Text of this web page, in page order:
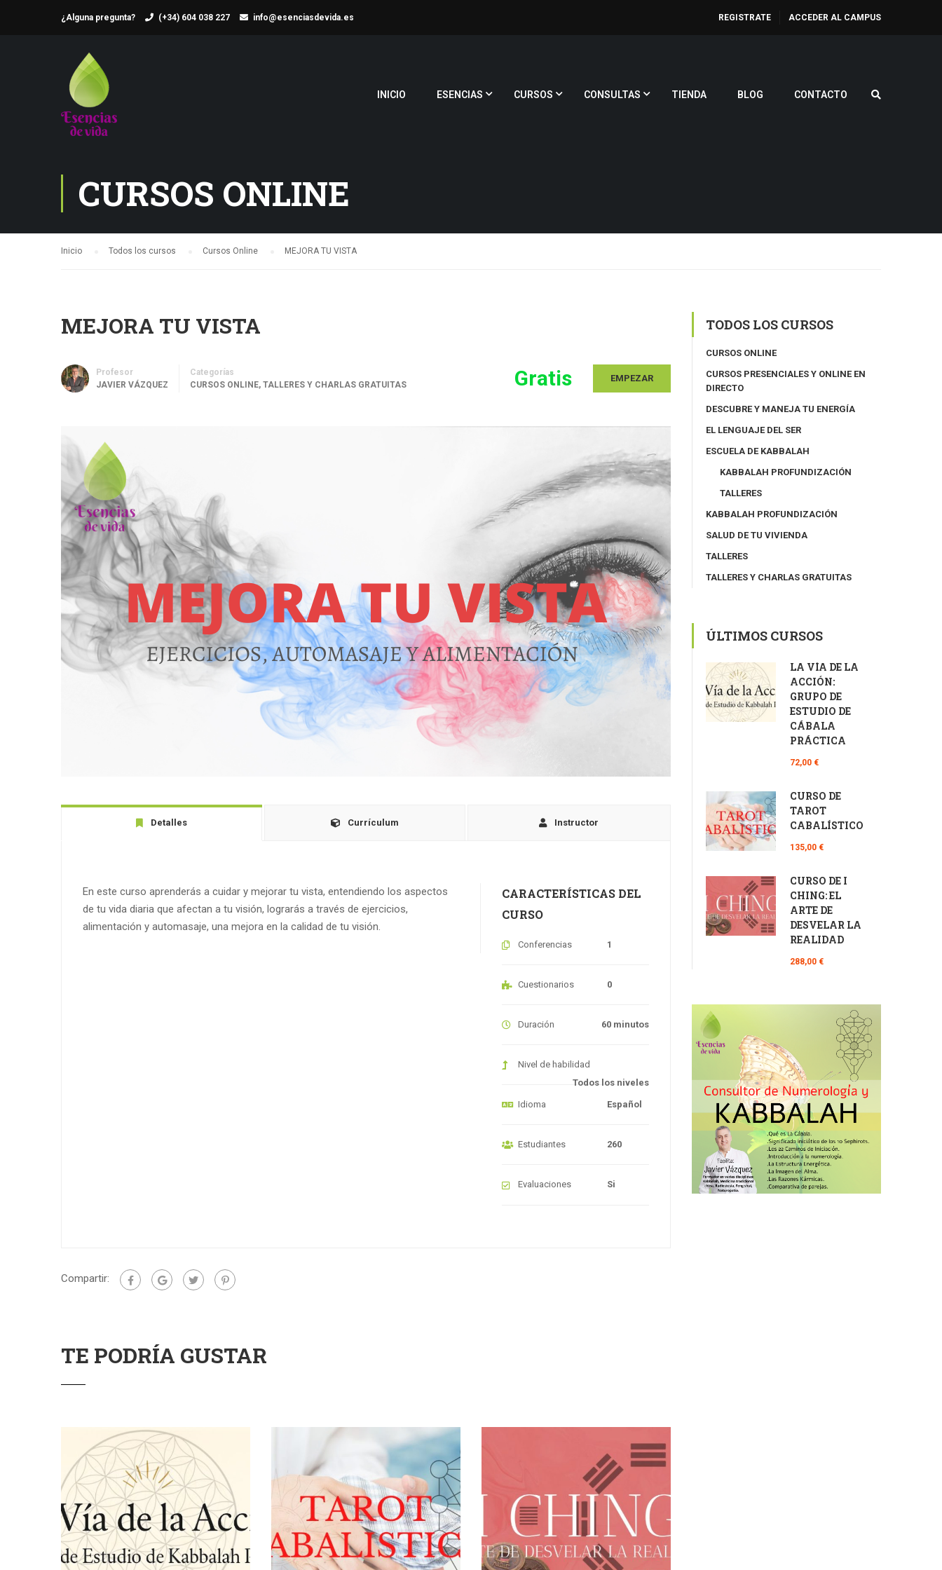
¿Alguna pregunta? (+34) 604 038 227 info@esenciasdevida.es REGISTRATE ACCEDER AL CAMPUS
INICIO ESENCIAS CURSOS CONSULTAS TIENDA BLOG CONTACTO
CURSOS ONLINE
Inicio Todos los cursos Cursos Online MEJORA TU VISTA
MEJORA TU VISTA
Profesor
JAVIER VÁZQUEZ
Categorías
CURSOS ONLINE, TALLERES Y CHARLAS GRATUITAS Gratis EMPEZAR
Detalles Currículum Instructor
En este curso aprenderás a cuidar y mejorar tu vista, entendiendo los aspectos
de tu vida diaria que afectan a tu visión, lograrás a través de ejercicios,
alimentación y automasaje, una mejora en la calidad de tu visión.
CARACTERÍSTICAS DEL
CURSO
Conferencias 1
Cuestionarios 0
Duración 60 minutos
Nivel de habilidad
Todos los niveles
Idioma Español
Estudiantes 260
Evaluaciones Si
Compartir:
TE PODRÍA GUSTAR
TODOS LOS CURSOS
CURSOS ONLINE
CURSOS PRESENCIALES Y ONLINE EN
DIRECTO
DESCUBRE Y MANEJA TU ENERGÍA
EL LENGUAJE DEL SER
ESCUELA DE KABBALAH
KABBALAH PROFUNDIZACIÓN
TALLERES
KABBALAH PROFUNDIZACIÓN
SALUD DE TU VIVIENDA
TALLERES
TALLERES Y CHARLAS GRATUITAS
ÚLTIMOS CURSOS
LA VÍA DE LA
ACCIÓN:
GRUPO DE
ESTUDIO DE
CÁBALA
PRÁCTICA
72,00 €
CURSO DE
TAROT
CABALÍSTICO
135,00 €
CURSO DE I
CHING: EL
ARTE DE
DESVELAR LA
REALIDAD
288,00 €